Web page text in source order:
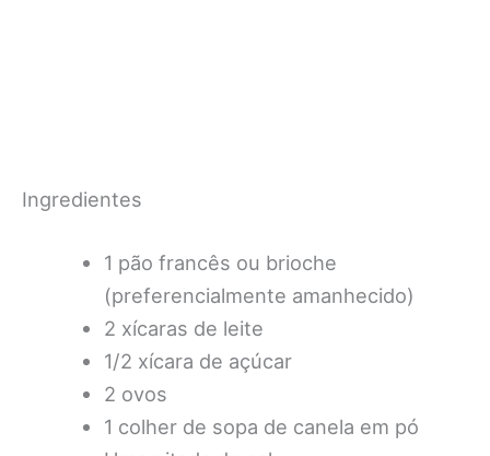
Ingredientes
1 pão francês ou brioche
(preferencialmente amanhecido)
2 xícaras de leite
1/2 xícara de açúcar
2 ovos
1 colher de sopa de canela em pó